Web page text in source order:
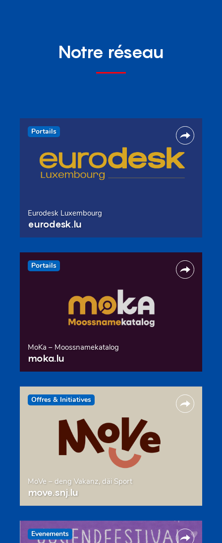
Notre réseau
Portails
Eurodesk Luxembourg
eurodesk.lu
Portails
MoKa – Moossnamekatalog
moka.lu
Offres & Initiatives
MoVe – deng Vakanz, däi Sport
move.snj.lu
Evenements